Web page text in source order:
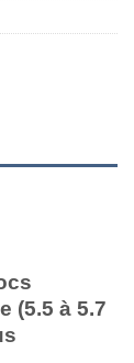
(5.5 à 5.7